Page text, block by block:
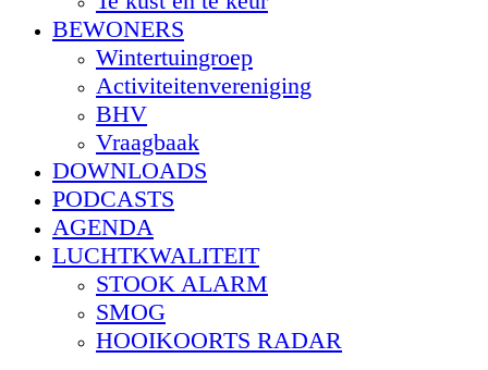
BEWONERS
Wintertuingroep
Activiteitenvereniging
BHV
Vraagbaak
DOWNLOADS
PODCASTS
AGENDA
LUCHTKWALITEIT
STOOK ALARM
SMOG
HOOIKOORTS RADAR